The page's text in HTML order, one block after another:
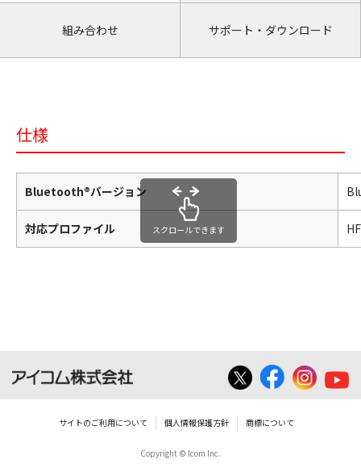
組み合わせ サポート・ダウンロード
仕様
Bluetooth®バージョン
対応プロファイル スクロールできます
サイトのご利用について 個人情報保護方針 商標について
Copyright © Icom Inc.